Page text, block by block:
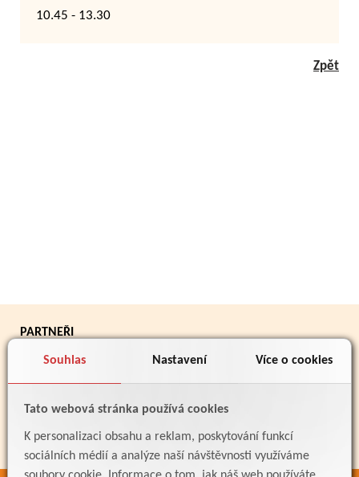
Souhlas Nastavení Více o cookies
Tato webová stránka používá cookies
K personalizaci obsahu a reklam, poskytování funkcí
sociálních médií a analýze naší návštěvnosti využíváme
10.45 - 13.30
Zpět
PARTNEŘI